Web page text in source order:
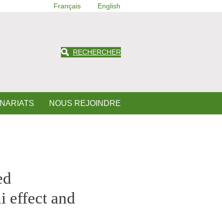
Français English
RECHERCHER
NOUS REJOINDRE
effect and